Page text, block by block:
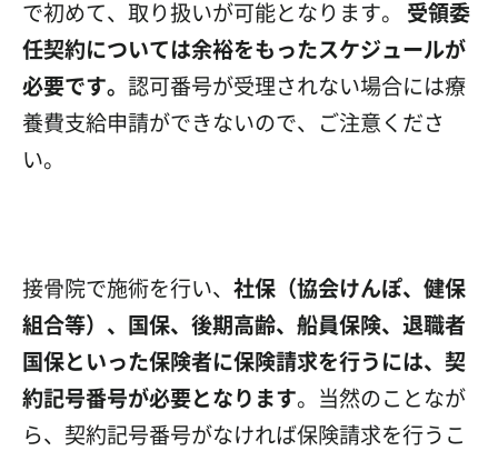
で初めて、取り扱いが可能となります。 受領委
任契約については余裕をもったスケジュールが
必要です。 認可番号が受理されない場合には療
養費支給申請ができないので、ご注意くださ
い。
接骨院で施術を行い、 社保（協会けんぽ、健保
組合等）、国保、後期高齢、船員保険、退職者
国保といった保険者に保険請求を行うには、契
約記号番号が必要となります。当然のことなが
ら、契約記号番号がなければ保険請求を行うこ